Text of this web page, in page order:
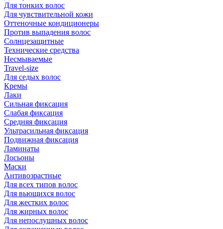
Для тонких волос
Для чувствительной кожи
Оттеночные кондиционеры
Против выпадения волос
Солнцезащитные
Технические средства
Несмываемые
Travel-size
Для седых волос
Кремы
Лаки
Сильная фиксация
Слабая фиксация
Средняя фиксация
Ультрасильная фиксация
Подвижная фиксация
Ламинаты
Лосьоны
Маски
Антивозрастные
Для всех типов волос
Для вьющихся волос
Для жестких волос
Для жирных волос
Для непослушных волос